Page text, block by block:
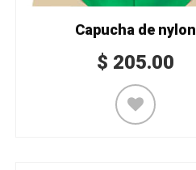
Capucha de nylon
$ 205.00